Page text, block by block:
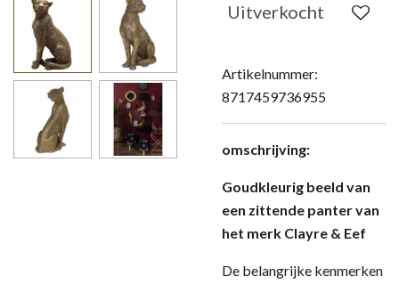
Uitverkocht
Artikelnummer:
8717459736955
omschrijving:
Goudkleurig beeld van
een zittende panter van
het merk Clayre & Eef
De belangrijke kenmerken